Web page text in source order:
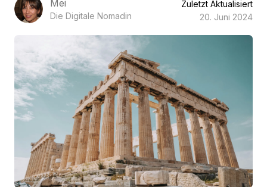
Mei
Die Digitale Nomadin
Zuletzt Aktualisiert
20. Juni 2024